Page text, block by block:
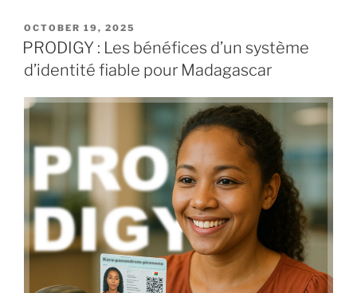
POSTED
ON
OCTOBER 19, 2025
PRODIGY : Les bénéfices d’un système
d’identité fiable pour Madagascar